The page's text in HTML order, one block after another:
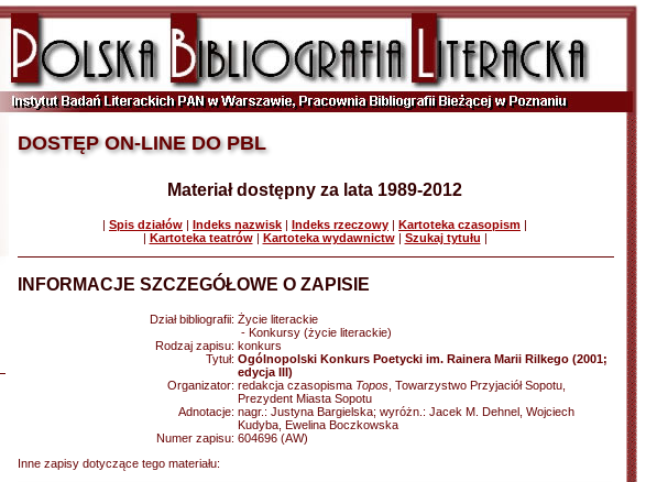
DOSTĘP ON-LINE DO PBL
Materiał dostępny za lata 1989-2012
| Spis działów | Indeks nazwisk | Indeks rzeczowy | Kartoteka czasopism |
| Kartoteka teatrów| Kartoteka wydawnictw| Szukaj tytułu |
INFORMACJE SZCZEGÓŁOWE O ZAPISIE
Dział bibliografii: Życie literackie
- Konkursy (życie literackie)
Rodzaj zapisu: konkurs
Tytuł: Ogólnopolski Konkurs Poetycki im. Rainera Marii Rilkego (2001;
edycja III)
Organizator: redakcja czasopisma Topos , Towarzystwo Przyjaciół Sopotu,
Prezydent Miasta Sopotu
Adnotacje: nagr.: Justyna Bargielska; wyróżn.: Jacek M. Dehnel, Wojciech
Kudyba, Ewelina Boczkowska
Numer zapisu: 604696 (AW)
Inne zapisy dotyczące tego materiału: